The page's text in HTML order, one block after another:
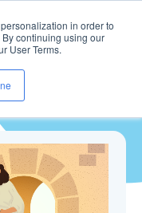
in order to
continuing using our
User Terms.